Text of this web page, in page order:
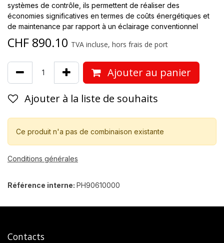
systèmes de contrôle, ils permettent de réaliser des
économies significatives en termes de coûts énergétiques et
de maintenance par rapport à un éclairage conventionnel
CHF 890.10 TVA incluse, hors frais de port
Ajouter au panier
Ajouter à la liste de souhaits
Ce produit n'a pas de combinaison existante
Conditions générales
Référence interne: PH90610000
Contacts